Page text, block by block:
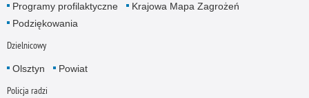
Programy profilaktyczne
Krajowa Mapa Zagrożeń
Podziękowania
Dzielnicowy
Olsztyn Powiat
Policja radzi